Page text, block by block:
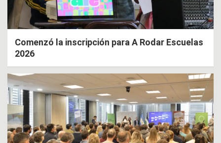
Comenzó la inscripción para A Rodar Escuelas
2026